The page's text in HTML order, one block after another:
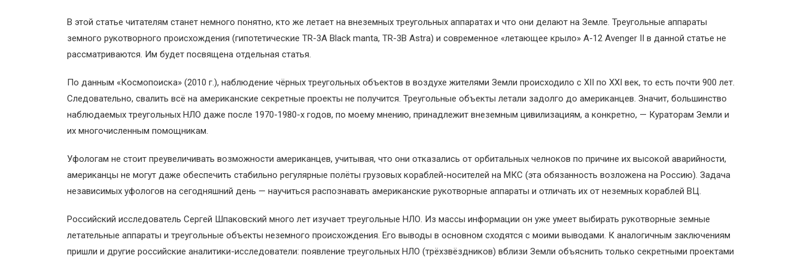
В этой статье читателям станет немного понятно, кто же летает на внеземных треугольных аппаратах и что они делают на Земле. Треугольные аппараты
земного рукотворного происхождения (гипотетические TR-3A Black manta, TR-3B Astra) и современное «летающее крыло» А-12 Avenger ІІ в данной статье не
рассматриваются. Им будет посвящена отдельная статья.
По данным «Космопоиска» (2010 г.), наблюдение чёрных треугольных объектов в воздухе жителями Земли происходило с XII по XXI век, то есть почти 900 лет.
Следовательно, свалить всё на американские секретные проекты не получится. Треугольные объекты летали задолго до американцев. Значит, большинство
наблюдаемых треугольных НЛО даже после 1970-1980-х годов, по моему мнению, принадлежит внеземным цивилизациям, а конкретно, — Кураторам Земли и
их многочисленным помощникам.
Уфологам не стоит преувеличивать возможности американцев, учитывая, что они отказались от орбитальных челноков по причине их высокой аварийности,
американцы не могут даже обеспечить стабильно регулярные полёты грузовых кораблей-носителей на МКС (эта обязанность возложена на Россию). Задача
независимых уфологов на сегодняшний день — научиться распознавать американские рукотворные аппараты и отличать их от неземных кораблей ВЦ.
Российский исследователь Сергей Шпаковский много лет изучает треугольные НЛО. Из массы информации он уже умеет выбирать рукотворные земные
летательные аппараты и треугольные объекты неземного происхождения. Его выводы в основном сходятся с моими выводами. К аналогичным заключениям
пришли и другие российские аналитики-исследователи: появление треугольных НЛО (трёхзвёздников) вблизи Земли объяснить только секретными проектами